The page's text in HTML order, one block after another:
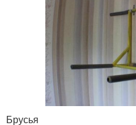
Брусья